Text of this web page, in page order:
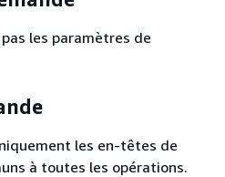
les paramètres de
les en-têtes de
à toutes les opérations.